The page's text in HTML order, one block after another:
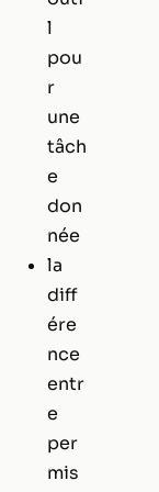
l
pou
r
une
tâch
e
don
née
la
diff
ére
nce
entr
e
per
mis